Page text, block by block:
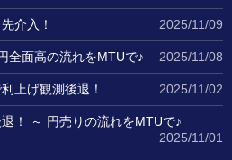
介入！ 2025/11/09
全面高の流れをMTUで♪ 2025/11/08
上げ観測後退！ 2025/11/02
！ ～ 円売りの流れをMTUで♪
2025/11/01